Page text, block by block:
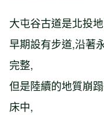
大屯谷古道是北投
早期設有步道,沿著
完整,
但是陸續的地質崩
床中,